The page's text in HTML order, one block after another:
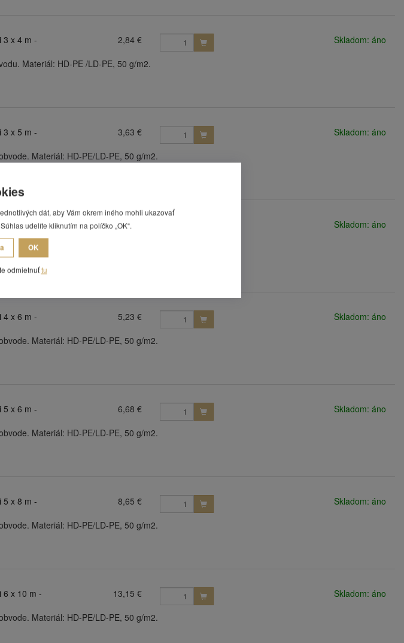
3 x 4 m -
2,84 €
Skladom: áno
Materiál: HD-PE /LD-PE, 50 g/m2.
3 x 5 m -
3,63 €
Skladom: áno
Materiál: HD-PE/LD-PE, 50 g/m2.
4 x 5 m -
4,41 €
Skladom: áno
Materiál: HD-PE/LD-PE, 50 g/m2.
4 x 6 m -
5,23 €
Skladom: áno
Materiál: HD-PE/LD-PE, 50 g/m2.
5 x 6 m -
6,68 €
Skladom: áno
Materiál: HD-PE/LD-PE, 50 g/m2.
5 x 8 m -
8,65 €
Skladom: áno
Materiál: HD-PE/LD-PE, 50 g/m2.
6 x 10 m -
13,15 €
Skladom: áno
Materiál: HD-PE/LD-PE, 50 g/m2.
dát, aby Vám okrem iného mohli ukazovať
udelíte kliknutím na políčko „OK“.
OK
odmietnuťtu